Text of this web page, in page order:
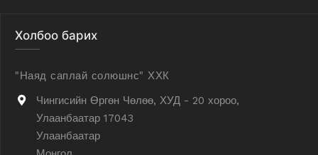
Холбоо барих
"Наяд саплай солюшнс" ХХК
Чингисийн Өргөн Чөлөө, ХУД - 20 хороо,
Улаанбаатар 17043
Улаанбаатар